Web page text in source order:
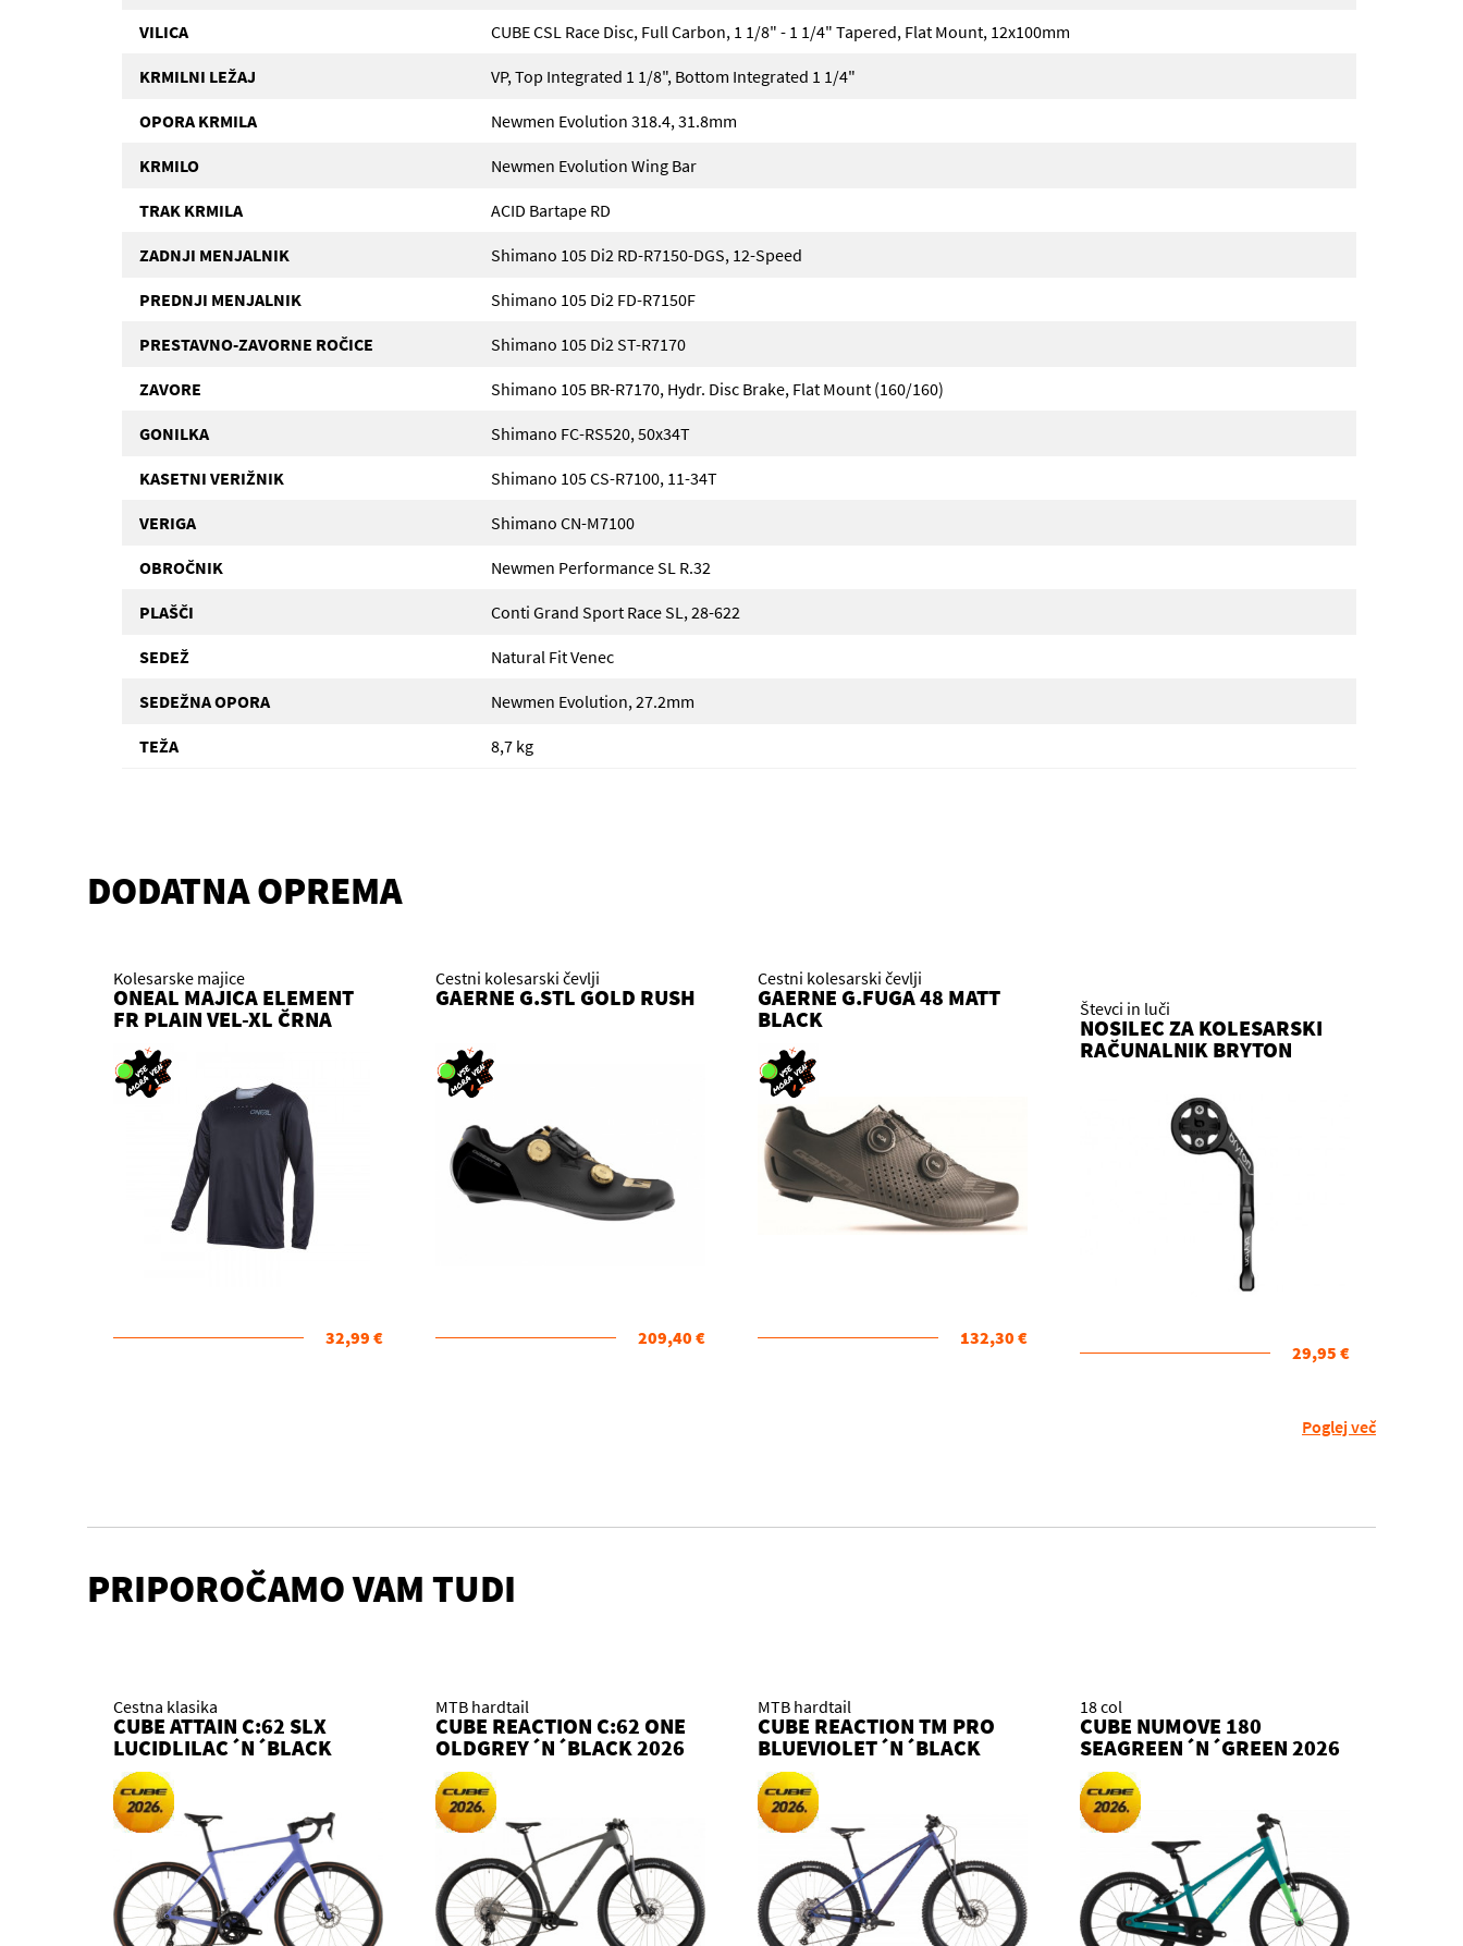
VILICA CUBE CSL Race Disc, Full Carbon, 1 1/8" - 1 1/4" Tapered, Flat Mount, 12x100mm
KRMILNI LEŽAJ VP, Top Integrated 1 1/8", Bottom Integrated 1 1/4"
OPORA KRMILA Newmen Evolution 318.4, 31.8mm
KRMILO Newmen Evolution Wing Bar
TRAK KRMILA ACID Bartape RD
ZADNJI MENJALNIK Shimano 105 Di2 RD-R7150-DGS, 12-Speed
PREDNJI MENJALNIK Shimano 105 Di2 FD-R7150F
PRESTAVNO-ZAVORNE ROČICE Shimano 105 Di2 ST-R7170
ZAVORE Shimano 105 BR-R7170, Hydr. Disc Brake, Flat Mount (160/160)
GONILKA Shimano FC-RS520, 50x34T
KASETNI VERIŽNIK Shimano 105 CS-R7100, 11-34T
VERIGA Shimano CN-M7100
OBROČNIK Newmen Performance SL R.32
PLAŠČI Conti Grand Sport Race SL, 28-622
SEDEŽ Natural Fit Venec
SEDEŽNA OPORA Newmen Evolution, 27.2mm
TEŽA 8,7 kg
DODATNA OPREMA
Kolesarske majice
ONEAL MAJICA ELEMENT
FR PLAIN VEL-XL ČRNA
32,99 €
Cestni kolesarski čevlji
GAERNE G.STL GOLD RUSH
209,40 €
Cestni kolesarski čevlji
GAERNE G.FUGA 48 MATT
BLACK
132,30 €
Števci in luči
NOSILEC ZA KOLESARSKI
RAČUNALNIK BRYTON
29,95 €
Poglej več
PRIPOROČAMO VAM TUDI
Cestna klasika
CUBE ATTAIN C:62 SLX
LUCIDLILAC´N´BLACK
2026 KOLO
MTB hardtail
CUBE REACTION C:62 ONE
OLDGREY´N´BLACK 2026
KOLO
MTB hardtail
CUBE REACTION TM PRO
BLUEVIOLET´N´BLACK
2026 KOLO
18 col
CUBE NUMOVE 180
SEAGREEN´N´GREEN 2026
KOLO